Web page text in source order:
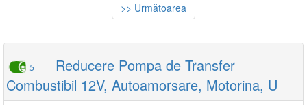
>> Următoarea
5
Reducere Pompa de Transfer
Combustibil 12V, Autoamorsare, Motorina, U